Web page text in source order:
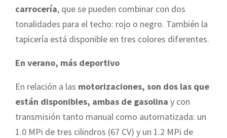
carrocería, que se pueden combinar con dos
tonalidades para el techo: rojo o negro. También la
tapicería está disponible en tres colores diferentes.
En verano, más deportivo
En relación a las motorizaciones, son dos las que
están disponibles, ambas de gasolina y con
transmisión tanto manual como automatizada: un
1.0 MPi de tres cilindros (67 CV) y un 1.2 MPi de